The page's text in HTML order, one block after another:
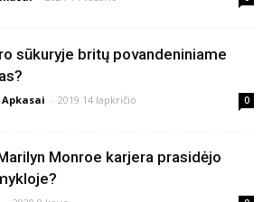
sūkuryje britų povandeniniame
Apkasai - 2019 14 lapkričio 0
Monroe karjera prasidėjo